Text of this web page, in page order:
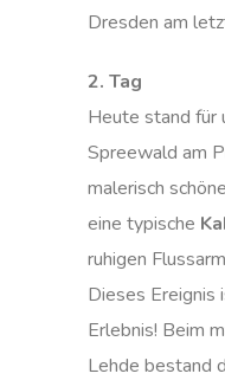
Dresden am
2. Tag
Heute stand für
Spreewald am
malerisch
eine typische
ruhigen
Dieses
Erlebnis! Beim
Lehde bestand